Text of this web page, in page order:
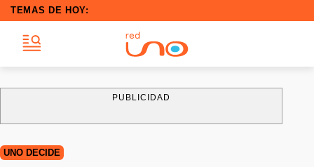
TEMAS DE HOY:
PUBLICIDAD
UNO DECIDE